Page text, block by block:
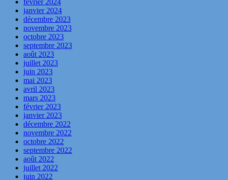
janvier 2024
décembre 2023
novembre 2023
octobre 2023
septembre 2023
août 2023
juillet 2023
juin 2023
mai 2023
avril 2023
mars 2023
février 2023
janvier 2023
décembre 2022
novembre 2022
octobre 2022
septembre 2022
août 2022
juillet 2022
juin 2022